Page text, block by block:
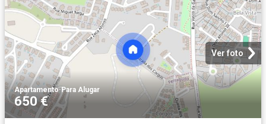
Ver foto
Apartamento·Para Alugar
650 €